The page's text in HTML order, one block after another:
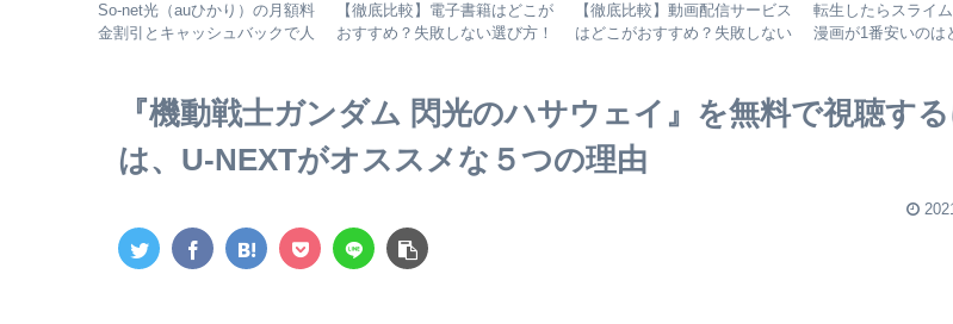
So-net光（auひかり）の月額料
金割引とキャッシュバックで人
【徹底比較】電子書籍はどこが
おすすめ？失敗しない選び方！
【徹底比較】動画配信サービス
はどこがおすすめ？失敗しない
転生したらスライ
漫画が1番安いのは
『機動戦士ガンダム 閃光のハサウェイ』を無料で視聴す
は、U-NEXTがオススメな５つの理由